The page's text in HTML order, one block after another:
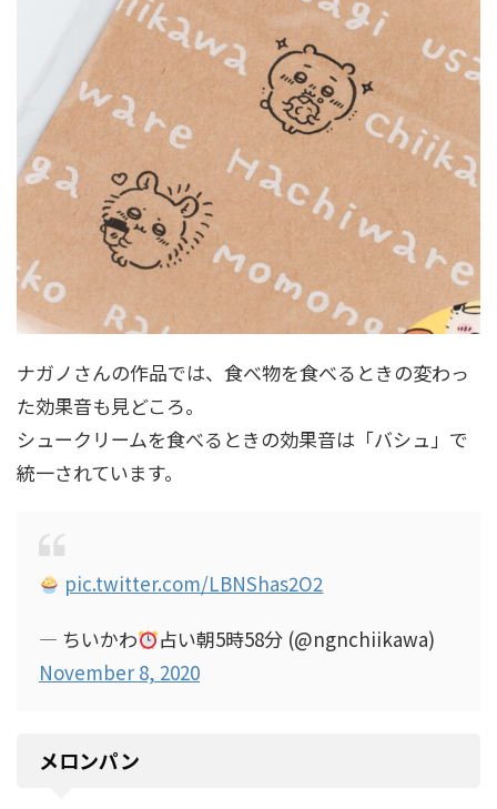
ナガノさんの作品では、食べ物を食べるときの変わっ
た効果音も見どころ。
シュークリームを食べるときの効果音は「バシュ」で
統一されています。
pic.twitter.com/LBNShas2O2
— ちいかわ
占い朝5時58分 (@ngnchiikawa)
November 8, 2020
メロンパン